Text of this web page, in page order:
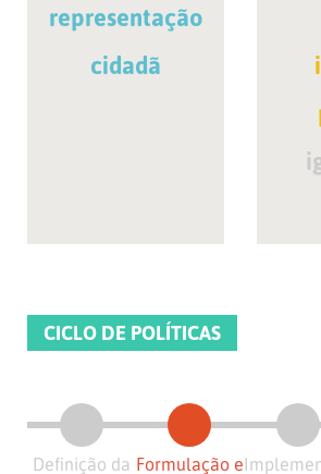
representação
cidadã
CICLO DE POLÍTICAS
Definição da Formulação e